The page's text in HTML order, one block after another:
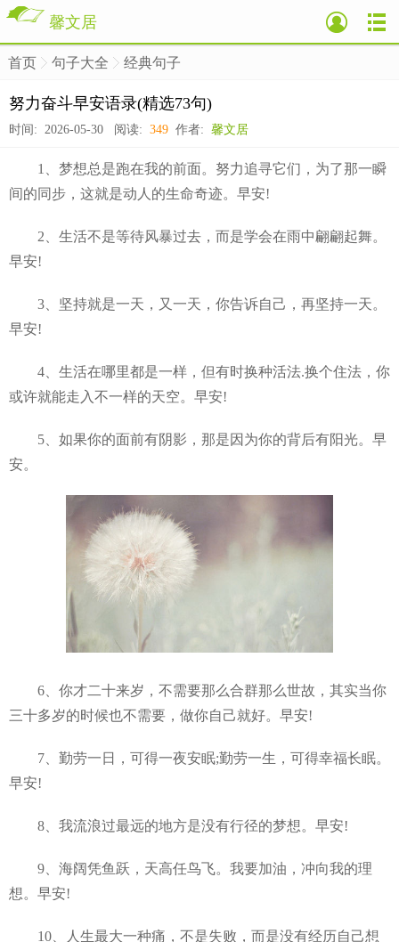
馨文居
首页 句子大全 经典句子
努力奋斗早安语录(精选73句)
时间: 2026-05-30 阅读: 349 作者: 馨文居
1、梦想总是跑在我的前面。努力追寻它们，为了那一瞬
间的同步，这就是动人的生命奇迹。早安!
2、生活不是等待风暴过去，而是学会在雨中翩翩起舞。
早安!
3、坚持就是一天，又一天，你告诉自己，再坚持一天。
早安!
4、生活在哪里都是一样，但有时换种活法.换个住法，你
或许就能走入不一样的天空。早安!
5、如果你的面前有阴影，那是因为你的背后有阳光。早
安。
6、你才二十来岁，不需要那么合群那么世故，其实当你
三十多岁的时候也不需要，做你自己就好。早安!
7、勤劳一日，可得一夜安眠;勤劳一生，可得幸福长眠。
早安!
8、我流浪过最远的地方是没有行径的梦想。早安!
9、海阔凭鱼跃，天高任鸟飞。我要加油，冲向我的理
想。早安!
10、人生最大一种痛，不是失败，而是没有经历自己想